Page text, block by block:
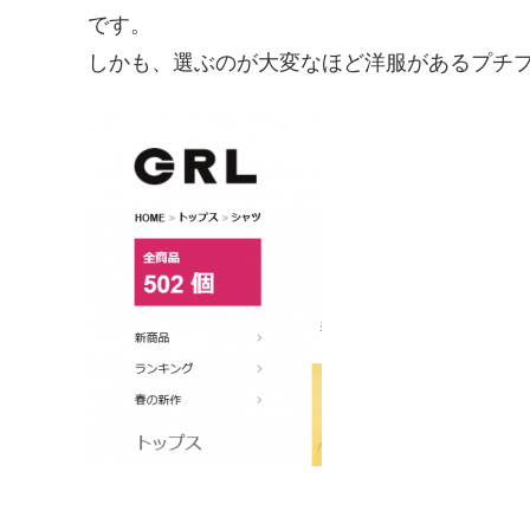
です。
しかも、選ぶのが大変なほど洋服があるプチ